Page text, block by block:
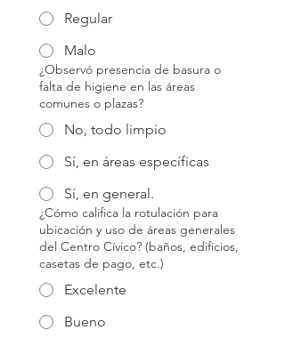
Regular
Malo
¿Observó presencia de basura o
falta de higiene en las áreas
comunes o plazas?
No, todo limpio
Sí, en áreas específicas
Sí, en general.
¿Cómo califica la rotulación para
ubicación y uso de áreas generales
del Centro Cívico? (baños, edificios,
casetas de pago, etc.)
Excelente
Bueno